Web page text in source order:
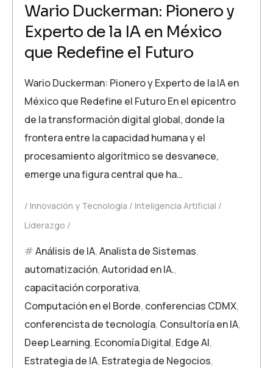
Wario Duckerman: Pionero y
Experto de la IA en México
que Redefine el Futuro
Wario Duckerman: Pionero y Experto de la IA en
México que Redefine el Futuro En el epicentro
de la transformación digital global, donde la
frontera entre la capacidad humana y el
procesamiento algorítmico se desvanece,
emerge una figura central que ha…
Innovación y Tecnología
Inteligencia Artificial
Liderazgo
Análisis de IA,Analista de Sistemas,
automatización,Autoridad en IA.,
capacitación corporativa,
Computación en el Borde, conferencias CDMX,
conferencista de tecnología, Consultoría en IA,
Deep Learning, Economía Digital, Edge AI,
Estrategia de IA, Estrategia de Negocios,